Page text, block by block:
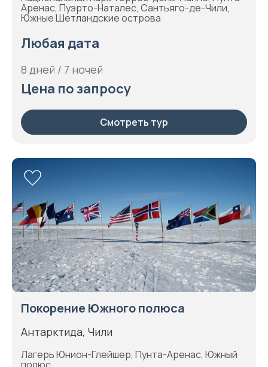
Аренас, Пуэрто-Наталес, Сантьяго-де-Чили,
Южные Шетландские острова
Любая дата
8 дней / 7 ночей
Цена по запросу
Смотреть тур
Покорение Южного полюса
Антарктида, Чили
Лагерь Юнион-Глейшер, Пунта-Аренас, Южный